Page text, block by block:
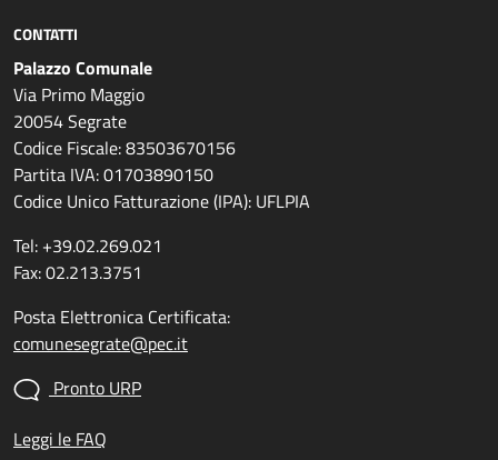
CONTATTI
Palazzo Comunale
Via Primo Maggio
20054 Segrate
Codice Fiscale: 83503670156
Partita IVA: 01703890150
Codice Unico Fatturazione (IPA): UFLPIA
Tel: +39.02.269.021
Fax: 02.213.3751
Posta Elettronica Certificata:
comunesegrate@pec.it
Pronto URP
Leggi le FAQ